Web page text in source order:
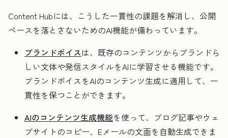
Content Hubには、こうした一貫性の課題を解消し、公開
ペースを落とさないためのAI機能が備わっています。
ブランドボイスは、既存のコンテンツからブランドら
しい文体や発信スタイルをAIに学習させる機能です。
ブランドボイスをAIのコンテンツ生成に適用して、一
貫性を保つことができます。
AIのコンテンツ生成機能を使って、ブログ記事やウェ
ブサイトのコピー、Eメールの文面を自動生成できま